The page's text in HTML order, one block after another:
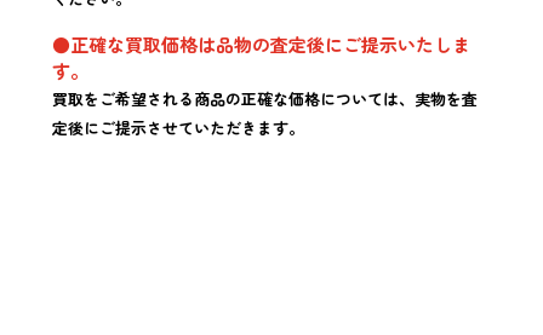
●正確な買取価格は品物の査定後にご提示いたしま
す。
買取をご希望される商品の正確な価格については、実物を査
定後にご提示させていただきます。